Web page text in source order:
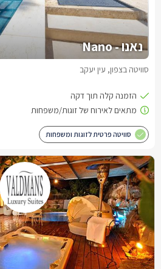
נאנו - Nano
סוויטה בצפון, עין יעקב
סוויטה פרטית לזוגות ומשפחות